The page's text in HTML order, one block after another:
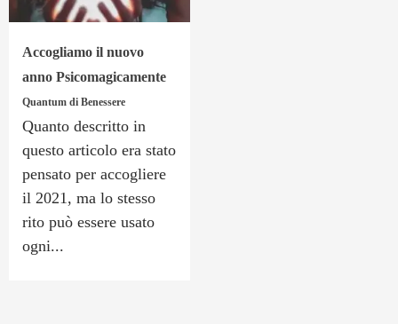
Accogliamo il nuovo
anno Psicomagicamente
Quantum di Benessere
Quanto descritto in
questo articolo era stato
pensato per accogliere
il 2021, ma lo stesso
rito può essere usato
ogni...